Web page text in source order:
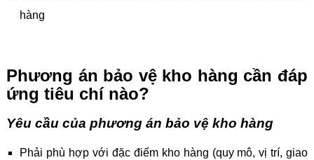
hàng
Phương án bảo vệ kho hàng cần đáp
ứng tiêu chí nào?
Yêu cầu của phương án bảo vệ kho hàng
Phải phù hợp với đặc điểm kho hàng (quy mô, vị trí, giao